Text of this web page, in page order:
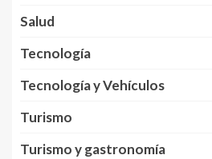
Salud
Tecnología
Tecnología y Vehículos
Turismo
Turismo y gastronomía